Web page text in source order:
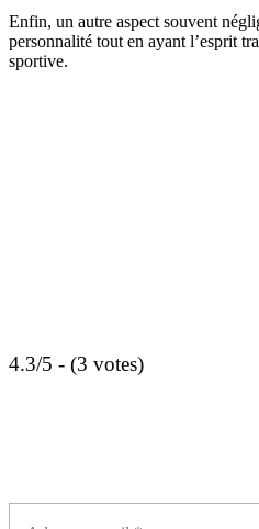
Enfin, un autre aspect souvent
personnalité tout en ayant l’esprit
sportive.
4.3/5 - (3 votes)